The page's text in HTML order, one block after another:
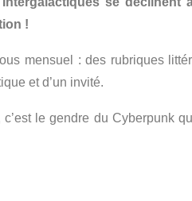
!
mensuel : des rubriques
et d’un invité.
le gendre du Cyberpunk